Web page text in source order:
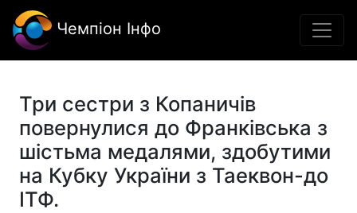
Чемпіон Інфо
Три сестри з Копаничів
повернулися до Франківська з
шістьма медалями, здобутими
на Кубку України з Таеквон-до
ІТФ.